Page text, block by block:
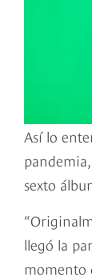
Así lo
sexto
llegó la
momento